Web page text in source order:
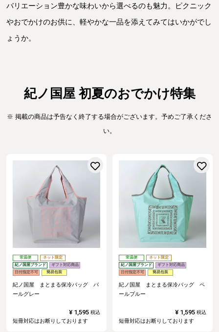
バリエーション豊かな味わいから選べるのも魅力。ピクニック
やおでかけのお供に、軽やかな一品を添えてみてはいかがでし
ょうか。
紀ノ国屋 初夏のおでかけ特集
※ 掲載の商品は予告なく終了する場合がございます。予めご了承くださ
い。
常温便
ネット限定
紀ノ国屋ブランド
ギフト対応商品
日付指定不可
簡易包装
紀ノ国屋 まとまる保冷バッグ パ
ールグレー
¥ 1,595 税込
短冊対応はお断りしております
お気に入りに登録する
常温便
ネット限定
紀ノ国屋ブランド
ギフト対応商品
日付指定不可
簡易包装
紀ノ国屋 まとまる保冷バッグ ペ
ールブルー
¥ 1,595 税込
短冊対応はお断りしております